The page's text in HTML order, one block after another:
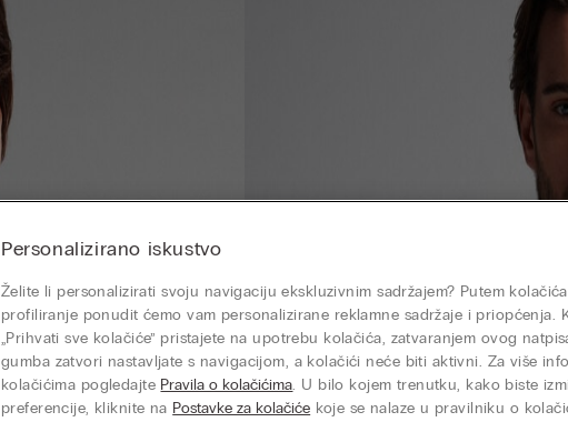
Personalizirano iskustvo
Želite li personalizirati svoju navigaciju ekskluzivnim sadržajem? Putem
profiliranje ponudit ćemo vam personalizirane reklamne sadržaje i priopćenja.
„Prihvati sve kolačiće” pristajete na upotrebu kolačića, zatvaranjem ovog
gumba zatvori nastavljate s navigacijom, a kolačići neće biti aktivni. Za više
kolačićima pogledajte Pravila o kolačićima. U bilo kojem trenutku, kako biste
preferencije, kliknite na Postavke za kolačiće koje se nalaze u pravilniku o